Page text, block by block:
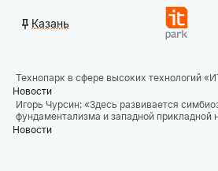
Казань
Технопарк в сфере высоких технологий
Новости
Игорь Чурсин: «Здесь развивается
фундаментализма и западной прикладной
Новости